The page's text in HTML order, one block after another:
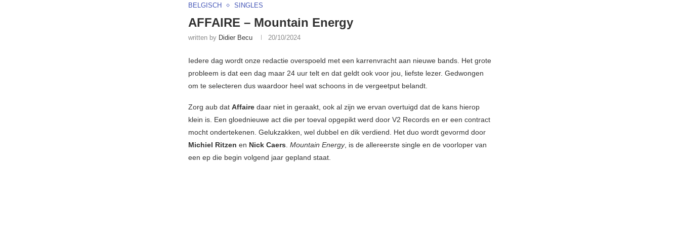
BELGISCH SINGLES
AFFAIRE – Mountain Energy
written by Didier Becu 20/10/2024
Iedere dag wordt onze redactie overspoeld met een karrenvracht aan nieuwe bands. Het grote
probleem is dat een dag maar 24 uur telt en dat geldt ook voor jou, liefste lezer. Gedwongen
om te selecteren dus waardoor heel wat schoons in de vergeetput belandt.
Zorg aub dat Affaire daar niet in geraakt, ook al zijn we ervan overtuigd dat de kans hierop
klein is. Een gloednieuwe act die per toeval opgepikt werd door V2 Records en er een contract
mocht ondertekenen. Gelukzakken, wel dubbel en dik verdiend. Het duo wordt gevormd door
Michiel Ritzen en Nick Caers. Mountain Energy, is de allereerste single en de voorloper van
een ep die begin volgend jaar gepland staat.